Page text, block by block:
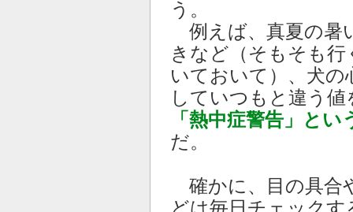
う。
例えば、真夏の暑
きなど（そもそも
いておいて）、犬の
していつもと違う
「熱中症警告」とい
だ。
確かに、目の具合